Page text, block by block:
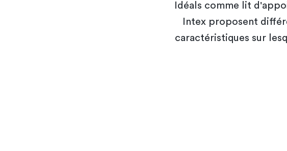
Idéals comme lit
Intex proposent
caractéristiques sur